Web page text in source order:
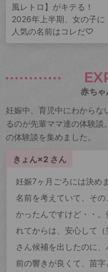
風レトロ】がキテる！
2026年上半期、女の子に
人気の名前はコレだ♡
赤ちゃ
妊娠中、育児中にわからな
るのが先輩ママ達の体験
の体験談を集めました。
きょん×2 さん
妊娠7ヶ月ごろには決め
名前を考えていて、そ
かったんですけど・・
れてからは、安心して
さん候補を出したのに
前の響きが良くて、苗